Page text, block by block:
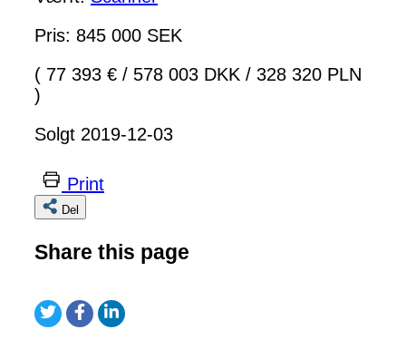
Pris: 845 000 SEK
( 77 393 € / 578 003 DKK / 328 320 PLN
)
Solgt 2019-12-03
Print
Del
Share this page